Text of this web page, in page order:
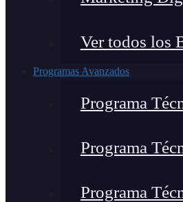
Ver todos los
Programas Avanzados
Programa
Programa
Programa